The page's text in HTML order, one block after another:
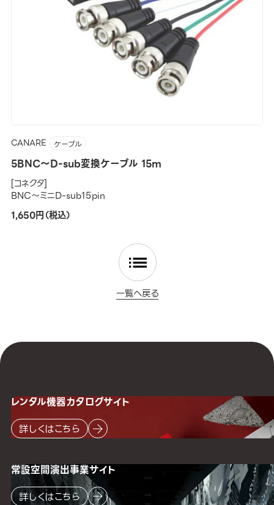
CANARE ケーブル
5BNC～D-sub変換ケーブル 15m
[コネクタ]
BNC～ミニD-sub15pin
1,650円（税込）
一覧へ戻る
レンタル機器カタログサイト
詳しくはこちら
常設空間演出事業サイト
詳しくはこちら